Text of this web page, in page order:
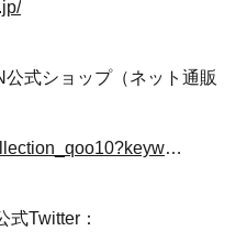
式ショップ（ネット通販
https://www.qoo10.jp/shop/kollection_qoo10?keyword=Peach%20C&keyword_hist=&dispType=GALLERY4
Twitter：